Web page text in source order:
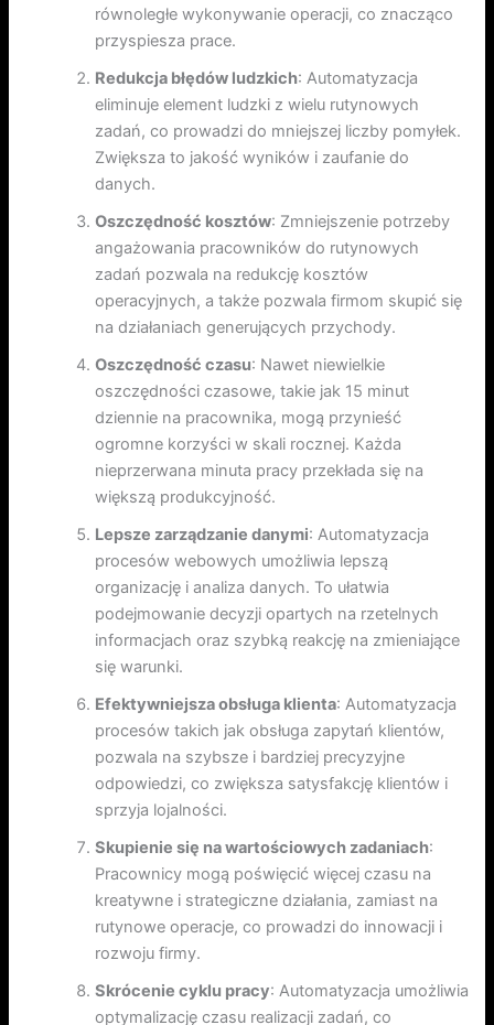
równoległe wykonywanie operacji, co znacząco
przyspiesza prace.
Redukcja błędów ludzkich: Automatyzacja
eliminuje element ludzki z wielu rutynowych
zadań, co prowadzi do mniejszej liczby pomyłek.
Zwiększa to jakość wyników i zaufanie do
danych.
Oszczędność kosztów: Zmniejszenie potrzeby
angażowania pracowników do rutynowych
zadań pozwala na redukcję kosztów
operacyjnych, a także pozwala firmom skupić się
na działaniach generujących przychody.
Oszczędność czasu: Nawet niewielkie
oszczędności czasowe, takie jak 15 minut
dziennie na pracownika, mogą przynieść
ogromne korzyści w skali rocznej. Każda
nieprzerwana minuta pracy przekłada się na
większą produkcyjność.
Lepsze zarządzanie danymi: Automatyzacja
procesów webowych umożliwia lepszą
organizację i analiza danych. To ułatwia
podejmowanie decyzji opartych na rzetelnych
informacjach oraz szybką reakcję na zmieniające
się warunki.
Efektywniejsza obsługa klienta: Automatyzacja
procesów takich jak obsługa zapytań klientów,
pozwala na szybsze i bardziej precyzyjne
odpowiedzi, co zwiększa satysfakcję klientów i
sprzyja lojalności.
Skupienie się na wartościowych zadaniach:
Pracownicy mogą poświęcić więcej czasu na
kreatywne i strategiczne działania, zamiast na
rutynowe operacje, co prowadzi do innowacji i
rozwoju firmy.
Skrócenie cyklu pracy: Automatyzacja umożliwia
optymalizację czasu realizacji zadań, co